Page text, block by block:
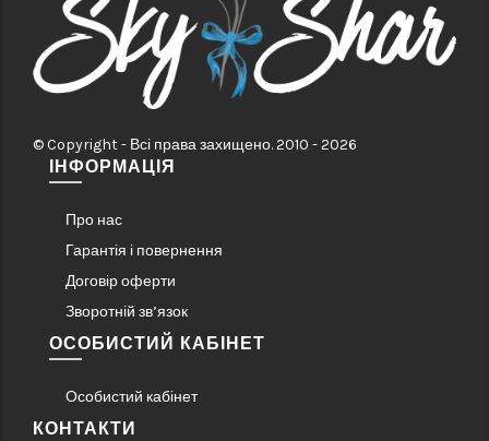
© Copyright - Всі права захищено. 2010 - 2026
ІНФОРМАЦІЯ
Про нас
Гарантія і повернення
Договір оферти
Зворотній зв’язок
ОСОБИСТИЙ КАБІНЕТ
Особистий кабінет
КОНТАКТИ